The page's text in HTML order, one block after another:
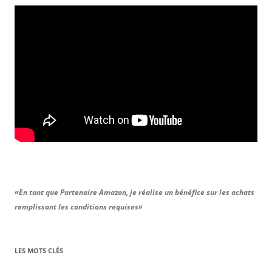
«En tant que Partenaire Amazon, je réalise un bénéfice sur les achats
remplissant les conditions requises»
LES MOTS CLÉS